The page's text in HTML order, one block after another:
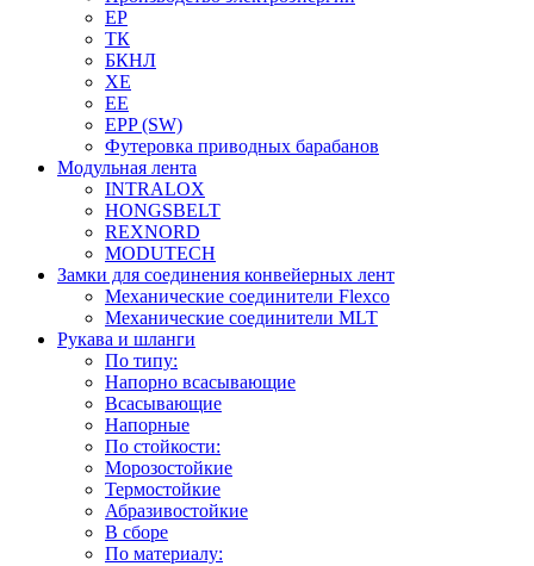
EP
ТК
БКНЛ
XE
EE
EPP (SW)
Футеровка приводных барабанов
Модульная лента
INTRALOX
HONGSBELT
REXNORD
MODUTECH
Замки для соединения конвейерных лент
Механические соединители Flexco
Механические соединители MLT
Рукава и шланги
По типу:
Напорно всасывающие
Всасывающие
Напорные
По стойкости:
Морозостойкие
Термостойкие
Абразивостойкие
В сборе
По материалу: